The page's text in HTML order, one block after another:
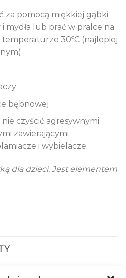
za pomocą miękkiej gąbki
mydła lub prać w pralce na
30ºC (najlepiej
bębnowej
czyścić agresywnymi
zawierającymi
i wybielacze.
dla dzieci. Jest elementem